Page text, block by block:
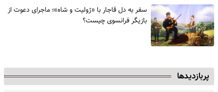
سفر به دل قاجار با «ژولیت و شاه»؛ ماجرای دعوت از
‌بازیگر فرانسوی چیست؟
پربازدیدها